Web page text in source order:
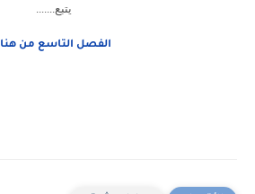
يتبع.......
الفصل التاسع من هنا